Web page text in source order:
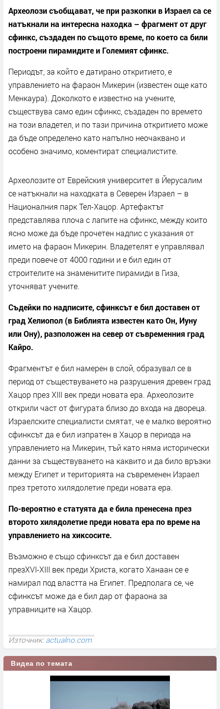
Археолози съобщават, че при разкопки в Израел са се
натъкнали на интересна находка – фрагмент от друг
сфинкс, създаден по същото време, по което са били
построени пирамидите и Големият сфинкс.
Периодът, за който е датирано откритието, е
управлението на фараон Микерин (известен още като
Менкаура). Доколкото е известно на учените,
съществува само един сфинкс, създаден по времето
на този владетел, и по тази причина откритието може
да бъде определено като напълно неочаквано и
особено значимо, коментират специалистите.
Археолозите от Еврейския университет в Йерусалим
се натъкнали на находката в Северен Израел – в
Националния парк Тел-Хацор. Артефактът
представлява плоча с лапите на сфинкс, между които
ясно може да бъде прочетен надпис с указания от
името на фараон Микерин. Владетелят е управлявал
преди повече от 4000 години и е бил един от
строителите на знаменитите пирамиди в Гиза,
уточняват учените.
Съдейки по надписите, сфинксът е бил доставен от
град Хелиопол (в Библията известен като Он, Иуну
или Ону), разположен на север от съвременния град
Кайро.
Фрагментът е бил намерен в слой, образувал се в
период от съществуването на разрушения древен град
Хацор през ХIII век преди новата ера. Археолозите
открили част от фигурата близо до входа на двореца.
Израелските специалисти смятат, че е малко вероятно
сфинксът да е бил изпратен в Хацор в периода на
управлението на Микерин, тъй като няма исторически
данни за съществуването на каквито и да било връзки
между Египет и територията на съвременен Израел
през третото хилядолетие преди новата ера.
По-вероятно е статуята да е била пренесена през
второто хилядолетие преди новата ера по време на
управлението на хиксосите.
Възможно е също сфинксът да е бил доставен
презXVI-XIII век преди Христа, когато Ханаан се е
намирал под властта на Египет. Предполага се, че
сфинксът може да е бил дар от фараона за
управниците на Хацор.
Източник:actualno.com
Видеа по темата